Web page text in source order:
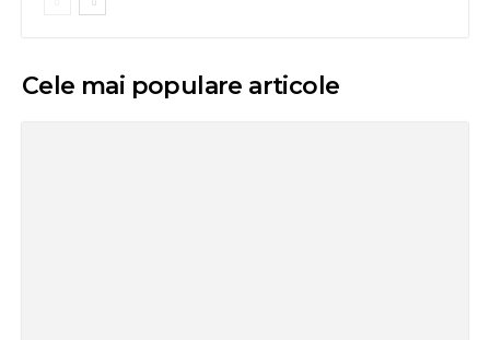
Cele mai populare articole